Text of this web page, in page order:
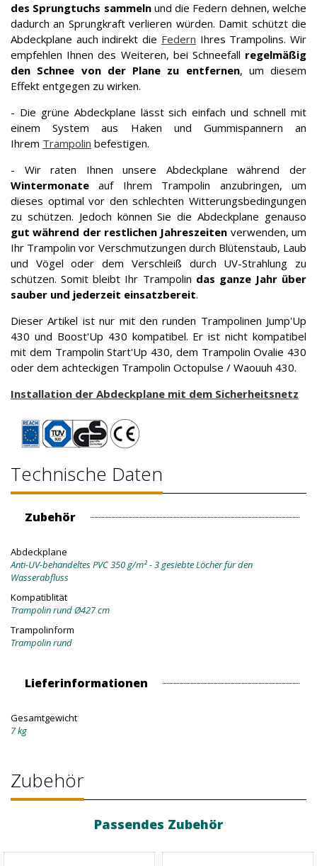
des Sprungtuchs sammelnund die Federn dehnen, welche
dadurch an Sprungkraft verlieren würden. Damit schützt die
Abdeckplane auch indirekt die Federn Ihres Trampolins. Wir
empfehlen Ihnen des Weiteren, bei Schneefall regelmäßig
den Schnee von der Plane zu entfernen, um diesem
Effekt entgegen zu wirken.
- Die grüne Abdeckplane lässt sich einfach und schnell mit
einem System aus Haken und Gummispannern an
Ihrem Trampolin befestigen.
- Wir raten Ihnen unsere Abdeckplane während der
Wintermonate auf Ihrem Trampolin anzubringen, um
dieses optimal vor den schlechten Witterungsbedingungen
zu schützen. Jedoch können Sie die Abdeckplane genauso
gut während der restlichen Jahreszeiten verwenden, um
Ihr Trampolin vor Verschmutzungen durch Blütenstaub, Laub
und Vögel oder dem Verschleiß durch UV-Strahlung zu
schützen. Somit bleibt Ihr Trampolin das ganze Jahr über
sauber und jederzeit einsatzbereit.
Dieser Artikel ist nur mit den runden Trampolinen Jump'Up
430 und Boost'Up 430 kompatibel. Er ist nicht kompatibel
mit dem Trampolin Start'Up 430, dem Trampolin Ovalie 430
oder dem achteckigen Trampolin Octopulse / Waouuh 430.
Installation der Abdeckplane mit dem Sicherheitsnetz
Technische Daten
Zubehör
Abdeckplane
Anti-UV-behandeltes PVC 350 g/m² - 3 gesiebte Löcher für den
Wasserabfluss
Kompatiblität
Trampolin rund Ø427 cm
Trampolinform
Trampolin rund
Lieferinformationen
Gesamtgewicht
7 kg
Zubehör
Passendes Zubehör